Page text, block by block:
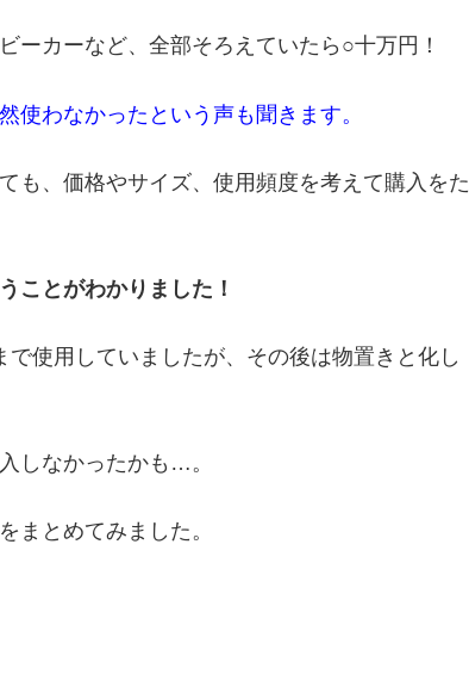
ーカーなど、全部そろえていたら○十万円！
使わなかったという声も聞きます。
も、価格やサイズ、使用頻度を考えて購入をた
ことがわかりました！
使用していましたが、その後は物置きと化し
しなかったかも…。
まとめてみました。